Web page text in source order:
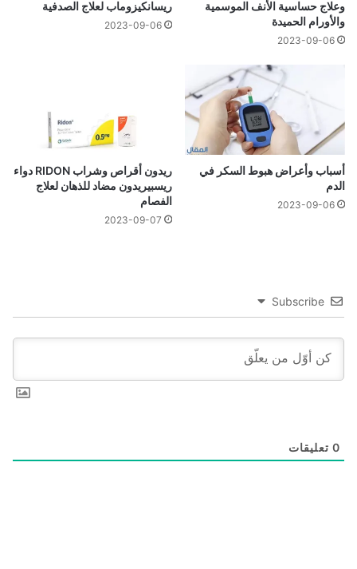
وعلاج حساسية الأنف الموسمية
والأورام الحميدة
2023-09-06
ريسانكيزوماب لعلاج الصدفية
2023-09-06
أسباب وأعراض هبوط السكر في
الدم
2023-09-06
ريدون أقراص وشراب RIDON دواء
ريسبيريدون مضاد للذهان لعلاج
الفصام
2023-09-07
Subscribe
0 تعليقات